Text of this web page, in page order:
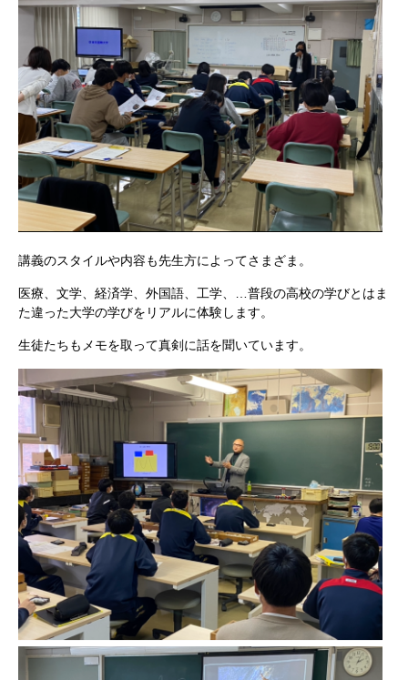
講義のスタイルや内容も先生方によってさまざま。
医療、文学、経済学、外国語、工学、…普段の高校の学びとはま
た違った大学の学びをリアルに体験します。
生徒たちもメモを取って真剣に話を聞いています。